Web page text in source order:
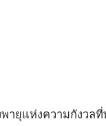
ายุแห่งความกังวลที่